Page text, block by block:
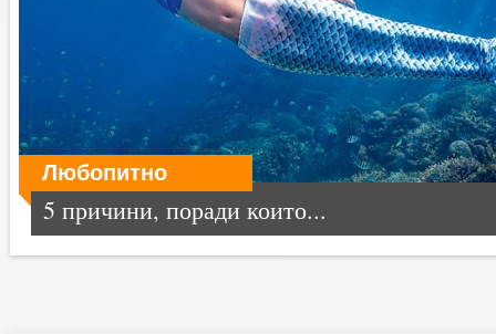
Любопитно
5 причини, поради които...